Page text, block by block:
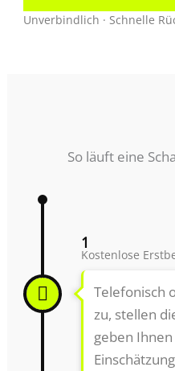
Unverbindlich · Schnelle
So läuft eine
1
Kostenlose
Telefonisch
zu, stellen
geben